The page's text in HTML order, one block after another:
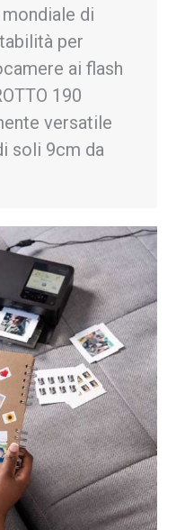
di
per
ai flash
190
versatile
soli 9cm da